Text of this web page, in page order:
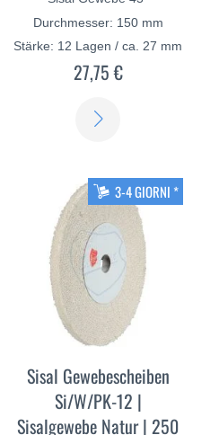
Durchmesser: 150 mm
Stärke: 12 Lagen / ca. 27 mm
27,75 €
3-4 GIORNI *
Sisal Gewebescheiben
Si/W/PK-12 |
Sisalgewebe Natur | 250